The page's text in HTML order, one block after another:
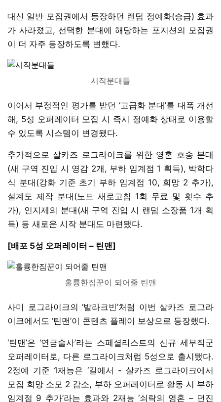
대신 일반 모집권에서 등장하던 랜덤 정예화(승급) 효과
가 사라졌고, 선택한 분대에 해당하는 포지션의 모집권
이 더 자주 등장하도록 변했다.
시작분대들
이어서 부정적인 평가를 받던 ‘고급화 분대’를 대폭 개선
해, 5성 오퍼레이터 모집 시 즉시 정예화 상태로 이용할
수 있도록 시스템이 변경됐다.
추가적으로 살카즈 로그라이크를 위한 영혼 호송 분대
(새 구역 진입 시 영감 2개, 부하 임계점 1 획득), 박학다
식 분대(강화 기준 초기 부하 임계점 10, 희망 2 추가),
설계도 제작 분대(노드 새로고침 1회 무료 및 횟수 추
가), 인지제의 분대(새 구역 진입 시 랜덤 소장품 1개 획
득) 등 새로운 시작 분대도 마련됐다.
[배포 5성 오퍼레이터 – 틴맨]
훌륭한짐꾼이 되어줄 틴맨
사미 로그라이크의 ‘발라크빈’처럼 이번 살카즈 로그라
이크에서도 ‘틴맨’이 콘텐츠 플레이 보상으로 등장했다.
‘틴맨’은 ‘연금술사’라는 스페셜리스트의 신규 세부직군
오퍼레이터로, 다른 로그라이크처럼 5성으로 출시됐다.
2정예 기준 1재능은 ‘길에서 - 살카즈 로그라이크에서
모집 희망 소모 2 감소, 부하 오퍼레이터로 활동 시 부하
임계점 9 추가’라는 효과와 2재능 ‘쇠락의 영혼 – 던진